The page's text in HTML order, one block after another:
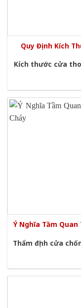
Quy Định Kích
Kích thước cửa
Ý Nghĩa Tầm Quan
Thẩm định cửa